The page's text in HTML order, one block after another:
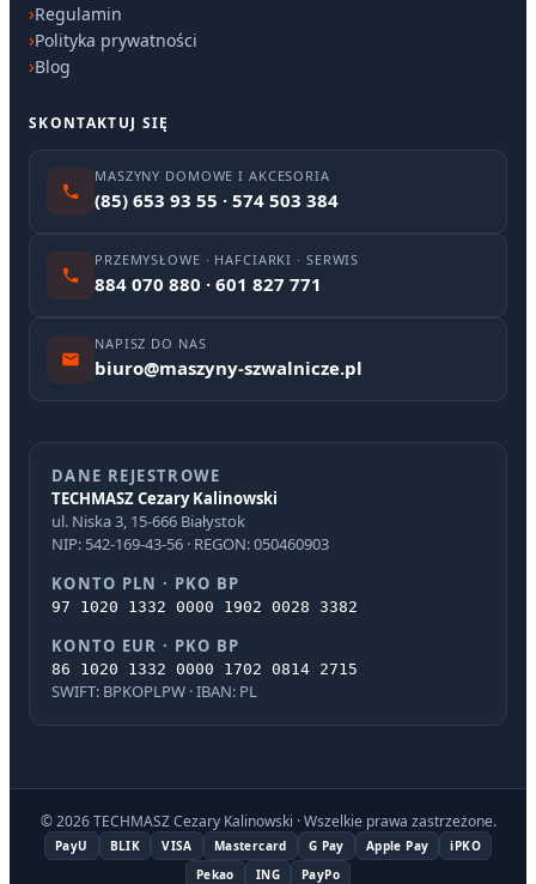
Regulamin
Polityka prywatności
Blog
SKONTAKTUJ SIĘ
MASZYNY DOMOWE I AKCESORIA
(85) 653 93 55 · 574 503 384
PRZEMYSŁOWE · HAFCIARKI · SERWIS
884 070 880 · 601 827 771
NAPISZ DO NAS
biuro@maszyny-szwalnicze.pl
DANE REJESTROWE
TECHMASZ Cezary Kalinowski
ul. Niska 3, 15-666 Białystok
NIP: 542-169-43-56 · REGON: 050460903
KONTO PLN · PKO BP
97 1020 1332 0000 1902 0028 3382
KONTO EUR · PKO BP
86 1020 1332 0000 1702 0814 2715
SWIFT: BPKOPLPW · IBAN: PL
© 2026 TECHMASZ Cezary Kalinowski · Wszelkie prawa zastrzeżone.
PayU BLIK VISA Mastercard G Pay Apple Pay
iPKO
Pekao
ING PayPo